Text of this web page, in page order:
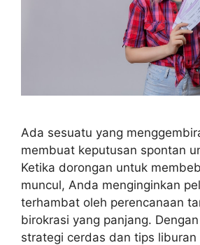
Ada sesuatu yang
membuat keputusan spontan
Ketika dorongan untuk
muncul, Anda menginginkan
terhambat oleh perencanaan
birokrasi yang panjang.
strategi cerdas dan tips